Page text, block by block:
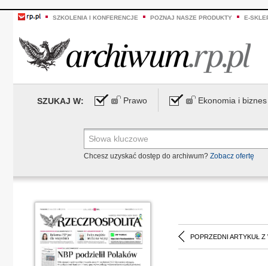
SZKOLENIA I KONFERENCJE POZNAJ NASZE PRODUKTY E-
SZUKAJ W: Prawo Ekonomia i biznes
Chcesz uzyskać dostęp do archiwum? Zobacz ofertę
POPRZEDNI ARTYKUŁ Z